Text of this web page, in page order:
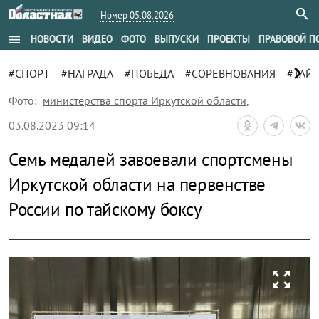
Номер 05.08.2026
menu НОВОСТИ ВИДЕО ФОТО ВЫПУСКИ ПРОЕКТЫ ПРАВОВОЙ
#СПОРТ #НАГРАДА #ПОБЕДА #СОРЕВНОВАНИЯ chevron_right
Фото: министерства спорта Иркутской области,
03.08.2023 09:14
Семь медалей завоевали спортсмены
Иркутской области на первенстве
России по тайскому боксу
zoom_out_map